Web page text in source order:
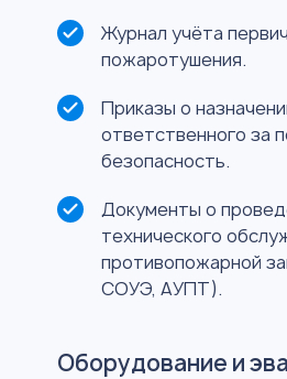
Журнал учёта
пожаротушения.
Приказы о
ответственного за
безопасность.
Документы о
технического
противопожарной
СОУЭ, АУПТ).
Оборудование и